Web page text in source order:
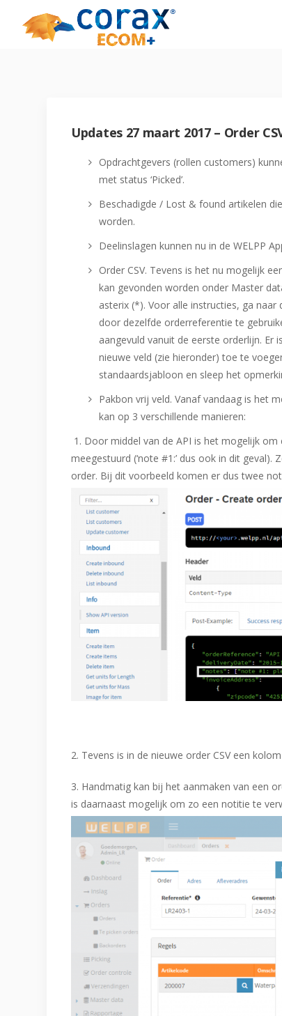
Updates 27 maart 2017 – Order
Opdrachtgevers (rollen customers)
met status ‘Picked’.
Beschadigde / Lost & found artikelen
worden.
Deelinslagen kunnen nu in de WELPP
Order CSV. Tevens is het nu mogelijk
kan gevonden worden onder Master
asterix (*). Voor alle instructies, ga naar
door dezelfde orderreferentie te
aangevuld vanuit de eerste orderlijn.
nieuwe veld (zie hieronder) toe te
standaardsjabloon en sleep het
Pakbon vrij veld. Vanaf vandaag is het
kan op 3 verschillende manieren:
1. Door middel van de API is het mogelijk
meegestuurd (‘note #1:’ dus ook in dit
order. Bij dit voorbeeld komen er dus twee
2. Tevens is in de nieuwe order CSV een
3. Handmatig kan bij het aanmaken van een
is daarnaast mogelijk om zo een notitie te
May we use cookies to track your
May we use cookies to track your
May we use cookies to track your
May we use cookies to track your